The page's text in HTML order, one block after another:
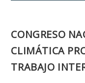
CONGRESO
CLIMÁTICA
TRABAJO